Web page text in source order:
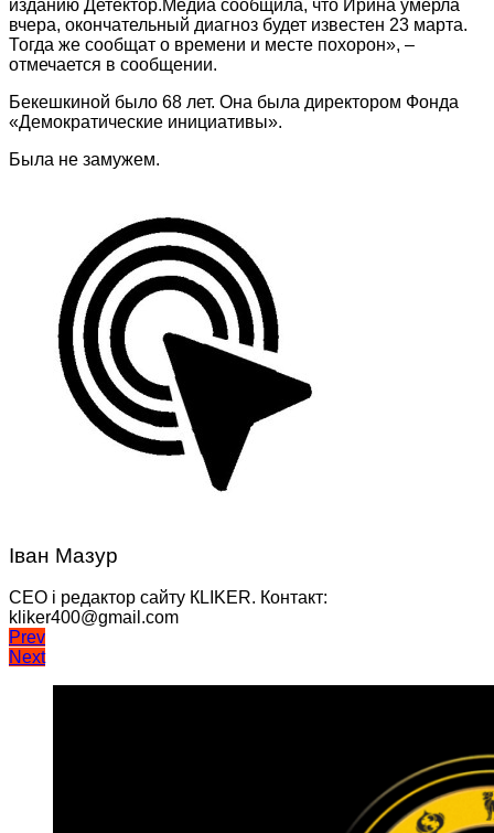
изданию Детектор.Медиа сообщила, что Ирина умерла
вчера, окончательный диагноз будет известен 23 марта.
Тогда же сообщат о времени и месте похорон», –
отмечается в сообщении.
Бекешкиной было 68 лет. Она была директором Фонда
«Демократические инициативы».
Была не замужем.
Іван Мазур
CEO і редактор сайту КLIKER. Контакт:
kliker400@gmail.com
Навігація
записів
Prev
Next